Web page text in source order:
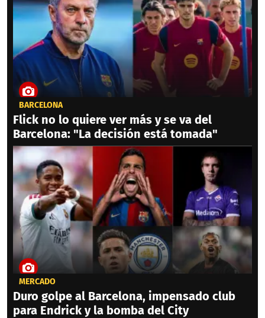
BARCELONA
Flick no lo quiere ver más y se va del
Barcelona: "La decisión está tomada"
MERCADO
Duro golpe al Barcelona, impensado club
para Endrick y la bomba del City